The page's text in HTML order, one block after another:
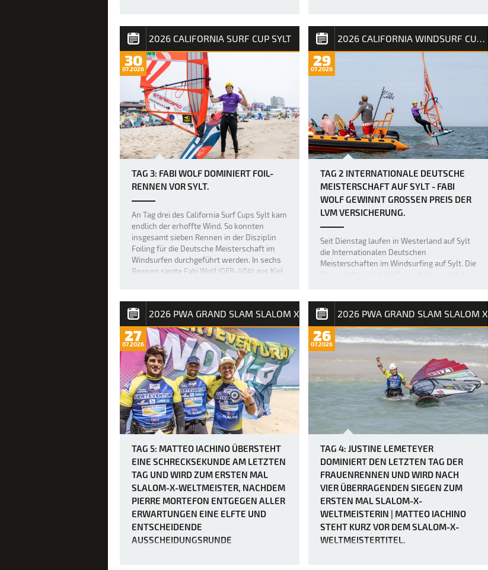
die Nordsee vor Sylt in eine spektakuläre F…
Wettfahr…
2026 CALIFORNIA SURF CUP SYLT
30
07.2026
TAG 3: FABI WOLF DOMINIERT FOIL-
RENNEN VOR SYLT.
An Tag drei des California Surf Cups Sylt kam
endlich der erhoffte Wind. So konnten
insgesamt sieben Rennen in der Disziplin
Foiling für die Deutsche Meisterschaft im
Windsurfen durchgeführt werden. In sechs
Rennen siegte Fabi Wolf (GER-404) aus Kiel.
2026 CALIFORNIA WINDSURF CUP SYLT
29
07.2026
TAG 2 INTERNATIONALE DEUTSCHE
MEISTERSCHAFT AUF SYLT - FABI
WOLF GEWINNT GROSSEN PREIS DER L
VM VERSICHERUNG.
Seit Dienstag laufen in Westerland auf Sylt
die Internationalen Deutschen
Meisterschaften im Windsurfing auf Sylt. Die
Veranstaltung ist der Saisonhöhepunkt der
offiziellen Wettfahrten durchgeführt w…
2026 PWA GRAND SLAM SLALOM X
27
07.2026
TAG 5: MATTEO IACHINO ÜBERSTEHT
EINE SCHRECKSEKUNDE AM LETZTEN
TAG UND WIRD ZUM ERSTEN MAL
SLALOM-X-WELTMEISTER, NACHDEM
PIERRE MORTEFON ENTGEGEN ALLER
ERWARTUNGEN EINE ELFTE UND
ENTSCHEIDENDE
AUSSCHEIDUNGSRUNDE
2026 PWA GRAND SLAM SLALOM X
26
07.2026
TAG 4: JUSTINE LEMETEYER
DOMINIERT DEN LETZTEN TAG DER
FRAUENRENNEN UND WIRD NACH
VIER ÜBERRAGENDEN SIEGEN ZUM
ERSTEN MAL SLALOM-X-
WELTMEISTERIN | MATTEO IACHINO
STEHT KURZ VOR DEM SLALOM-X-
WELTMEISTERTITEL.